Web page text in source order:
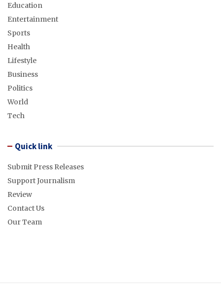
Education
Entertainment
Sports
Health
Lifestyle
Business
Politics
World
Tech
Quick link
Submit Press Releases
Support Journalism
Review
Contact Us
Our Team